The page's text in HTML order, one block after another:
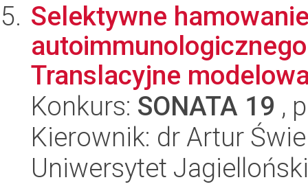
Selektywne
Translacyjne
Konkurs: SONATA 19 ,
Kierownik: dr Artur
Uniwersytet